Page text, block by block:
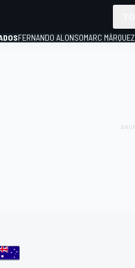
FERNANDO ALONSOMARC MÁRQUEZ